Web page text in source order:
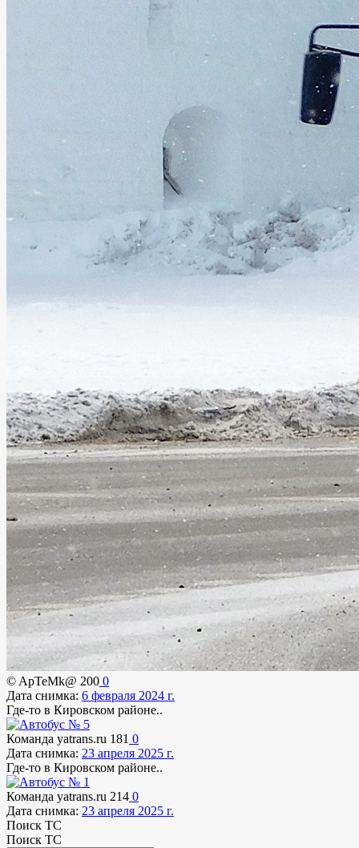
© ApTeMk@ 200 0
Дата снимка: 6 февраля 2024 г.
Где-то в Кировском районе..
Команда yatrans.ru 181 0
Дата снимка: 23 апреля 2025 г.
Где-то в Кировском районе..
Команда yatrans.ru 214 0
Дата снимка: 23 апреля 2025 г.
Поиск ТС
Поиск ТС